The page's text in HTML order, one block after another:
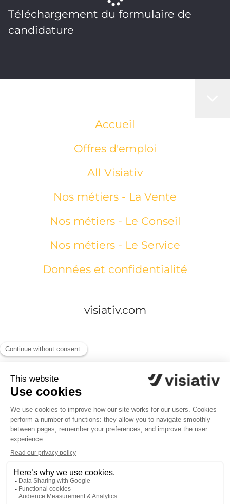
Téléchargement du formulaire de
candidature
Accueil
Offres d'emploi
All Visiativ
Nos métiers - La Vente
Nos métiers - Le Conseil
Nos métiers - Le Service
Données et confidentialité
visiativ.com
Connexion candidat
Changer la langue
Français